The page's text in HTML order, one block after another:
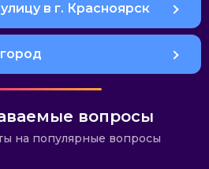
в г. Красноярск
вопросы
на популярные вопросы